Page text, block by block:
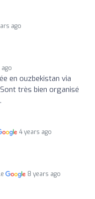
ago
en ouzbekistan via
très bien organisé
4 years ago
8 years ago